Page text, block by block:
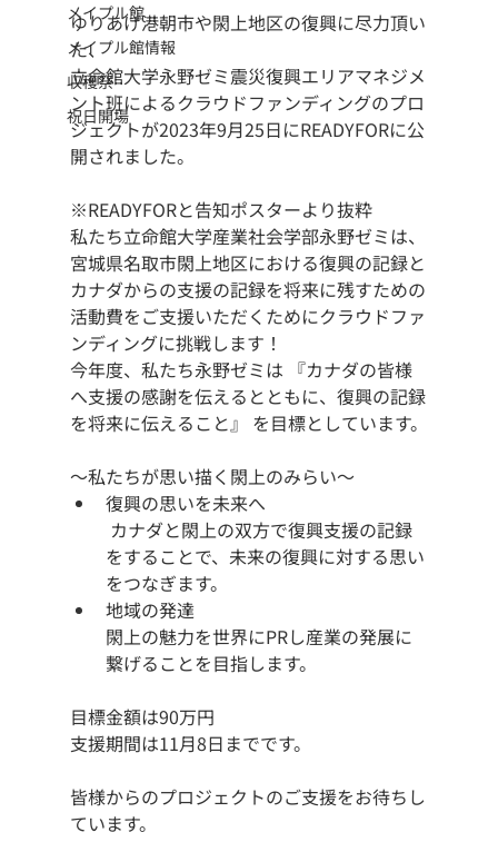
メイプル館
メイプル館情報
収穫祭
祝日開場
ゆりあげ港朝市や閖上地区の復興に尽力頂い
た、
立命館大学永野ゼミ震災復興エリアマネジメ
ント班によるクラウドファンディングのプロ
ジェクトが2023年9月25日にREADYFORに公
開されました。
※READYFORと告知ポスターより抜粋
私たち立命館大学産業社会学部永野ゼミは、
宮城県名取市閖上地区における復興の記録と
カナダからの支援の記録を将来に残すための
活動費をご支援いただくためにクラウドファ
ンディングに挑戦します！
今年度、私たち永野ゼミは 『カナダの皆様
へ支援の感謝を伝えるとともに、復興の記録
を将来に伝えること』 を目標としています。
〜私たちが思い描く閖上のみらい〜
復興の思いを未来へ
をすることで、未来の復興に対する思い
をつなぎます。
地域の発達
閖上の魅力を世界にPRし産業の発展に
繋げることを目指します。
目標金額は90万円
支援期間は11月8日までです。
皆様からのプロジェクトのご支援をお待ちし
ています。